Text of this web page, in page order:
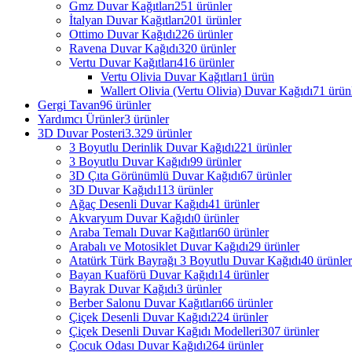
Gmz Duvar Kağıtları251 ürünler
İtalyan Duvar Kağıtları201 ürünler
Ottimo Duvar Kağıdı226 ürünler
Ravena Duvar Kağıdı320 ürünler
Vertu Duvar Kağıtları416 ürünler
Vertu Olivia Duvar Kağıtları1 ürün
Wallert Olivia (Vertu Olivia) Duvar Kağıdı71
Gergi Tavan96 ürünler
Yardımcı Ürünler3 ürünler
3D Duvar Posteri3.329 ürünler
3 Boyutlu Derinlik Duvar Kağıdı221 ürünler
3 Boyutlu Duvar Kağıdı99 ürünler
3D Çıta Görünümlü Duvar Kağıdı67 ürünler
3D Duvar Kağıdı113 ürünler
Ağaç Desenli Duvar Kağıdı41 ürünler
Akvaryum Duvar Kağıdı0 ürünler
Araba Temalı Duvar Kağıtları60 ürünler
Arabalı ve Motosiklet Duvar Kağıdı29 ürünler
Atatürk Türk Bayrağı 3 Boyutlu Duvar Kağıdı40 ürünler
Bayan Kuaförü Duvar Kağıdı14 ürünler
Bayrak Duvar Kağıdı3 ürünler
Berber Salonu Duvar Kağıtları66 ürünler
Çiçek Desenli Duvar Kağıdı224 ürünler
Çiçek Desenli Duvar Kağıdı Modelleri307 ürünler
Çocuk Odası Duvar Kağıdı264 ürünler